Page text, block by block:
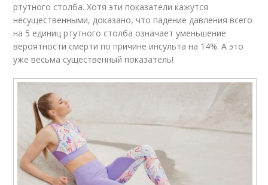
ртутного столба. Хотя эти показатели кажутся
несущественными, доказано, что падение давления всего
на 5 единиц ртутного столба означает уменьшение
вероятности смерти по причине инсульта на 14%. А это
уже весьма существенный показатель!